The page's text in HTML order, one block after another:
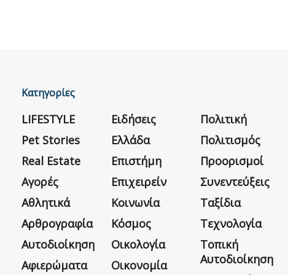
Κατηγορίες
LIFESTYLE
Pet Stories
Real Estate
Αγορές
Αθλητικά
Αρθρογραφία
Αυτοδιοίκηση
Αφιερώματα
Ειδήσεις
Ελλάδα
Επιστήμη
Επιχειρείν
Κοινωνία
Κόσμος
Οικολογία
Οικονομία
Πολιτική
Πολιτισμός
Προορισμοί
Συνεντεύξεις
Ταξίδια
Τεχνολογία
Τοπική
Αυτοδιοίκηση